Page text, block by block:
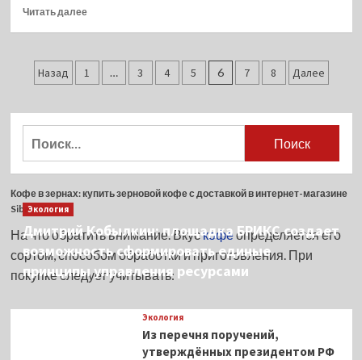
Читать далееПрочитать
томлёная
в
соусе
Пагинация
Назад 1 … 3 4 5 6 7 8 Далее
Кофе в зернах: купить зерновой кофе с доставкой в интернет-магазине
Sibaristica
На что обратить внимание. Вкускофеопределяется его
сортом, способом обработки и приготовления. При
покупке следует учитывать:
Экология
Дмитрий Кобылкин: площадка БРИКС создает
возможность сформировать единые
принципы управления ресурсами
Экология
Из перечня поручений,
утверждённых президентом РФ